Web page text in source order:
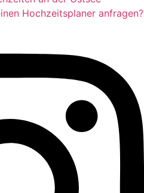
Hochzeitsplaner anfragen?